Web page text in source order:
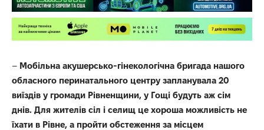
– Мобільна акушерсько-гінекологічна бригада нашого
обласного перинатального центру запланувала 20
виїздів у громади Рівненщини, у Гощі будуть аж сім
днів. Для жителів сіл і селищ це хороша можливість не
їхати в Рівне, а пройти обстеження за місцем